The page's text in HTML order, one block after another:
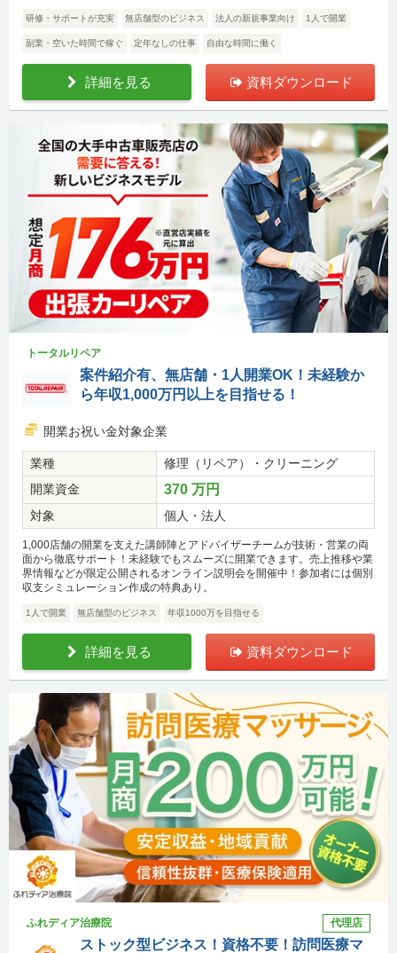
研修・サポートが充実 無店舗型のビジネス 法人の新規事業向け 1人で開業
副業・空いた時間で稼ぐ 定年なしの仕事 自由な時間に働く
詳細を見る 資料ダウンロード
トータルリペア
案件紹介有、無店舗・1人開業OK！未経験か
ら年収1,000万円以上を目指せる！
開業お祝い金対象企業
業種
修理（リペア）・クリーニング
開業資金
370 万円
対象 個人・法人
1,000店舗の開業を支えた講師陣とアドバイザーチームが技術・営業の両
面から徹底サポート！未経験でもスムーズに開業できます。売上推移や業
界情報などが限定公開されるオンライン説明会を開催中！参加者には個別
収支シミュレーション作成の特典あり。
1人で開業 無店舗型のビジネス 年収1000万を目指せる
詳細を見る 資料ダウンロード
ふれディア治療院 代理店
ストック型ビジネス！資格不要！訪問医療マ